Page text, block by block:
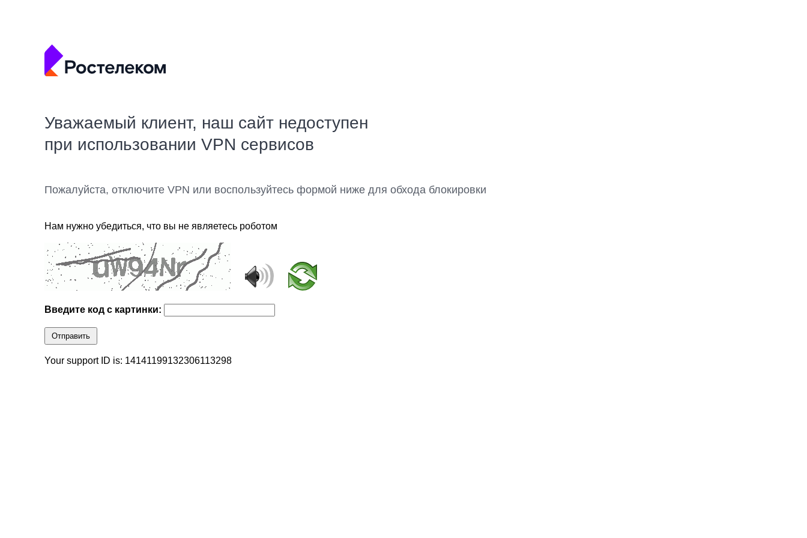
Уважаемый клиент, наш сайт недоступен
при использовании VPN сервисов
Пожалуйста, отключите VPN или воспользуйтесь формой ниже для обхода блокировки
Нам нужно убедиться, что вы не являетесь роботом
Введите код с картинки:
Отправить
Your support ID is: 14141199132306113298